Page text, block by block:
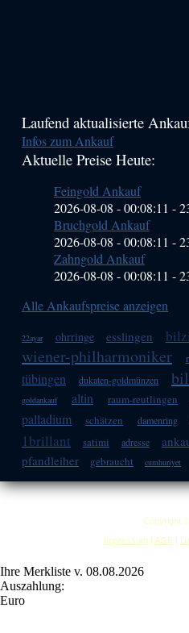
Haupt-
Sidebar
Laufend aktualisierte
Infos zum Ankauf
Aktuelle Preise Heute:
Feingold Ankauf
2026-08-08 - 00:08:11 -
Bruchgold Ankauf
2026-08-08 - 00:08:11 -
Zahngold Ankauf
2026-08-08 - 00:08:11 -
Alle Ankaufspreise anzeigen
22ayar ohrringe esslingen
wiener-philharmoniker
tübingen dukaten-goldmünzen
goldankauf altin raum-reutlingen
palladium schätzen damenring
1brillant satimi adresse
pfandleiher
gebraucht cumhuriyet
Copyright
Impressum | AGB |
Ihre Merkliste v. 08.08.2026
Auszahlung:
Euro